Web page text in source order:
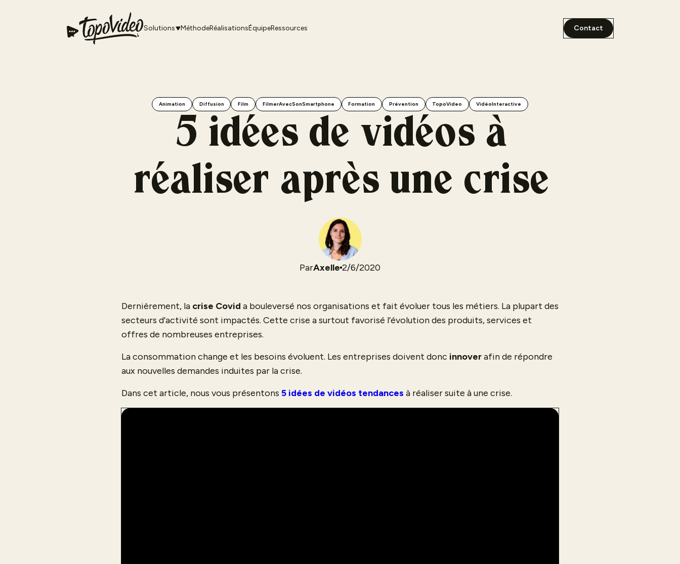
Solutions MéthodeRéalisationsÉquipeRessources Contact
Animation Diffusion Film FilmerAvecSonSmartphone Formation Prévention TopoVideo VidéoInteractive
5 idées de vidéos à
réaliser après une crise
ParAxelle 2/6/2020
Dernièrement, la crise Covid a bouleversé nos organisations et fait évoluer tous les métiers. La plupart des
secteurs d’activité sont impactés. Cette crise a surtout favorisé l’évolution des produits, services et
offres de nombreuses entreprises.
La consommation change et les besoins évoluent. Les entreprises doivent donc innoverafin de répondre
aux nouvelles demandes induites par la crise.
Dans cet article, nous vous présentons 5 idées de vidéos tendances à réaliser suite à une crise.